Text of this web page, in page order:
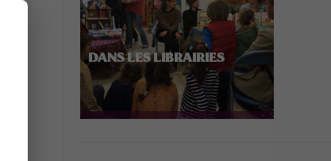
DANS LES LIBRAIRIES